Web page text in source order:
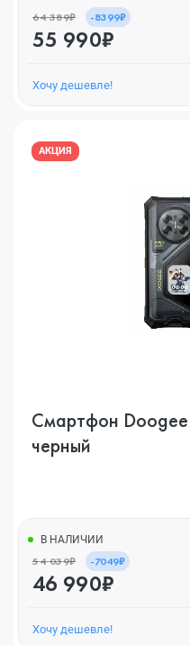
64 389₽ -8399₽
55 990₽
Хочу дешевле!
АКЦИЯ
Смартфон
черный
В НАЛИЧИИ
54 039₽ -7049₽
46 990₽
Хочу дешевле!